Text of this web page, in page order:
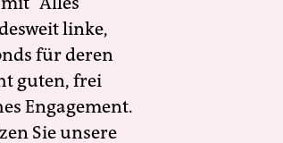
linke,
für deren
guten, frei
Engagement.
Sie unsere